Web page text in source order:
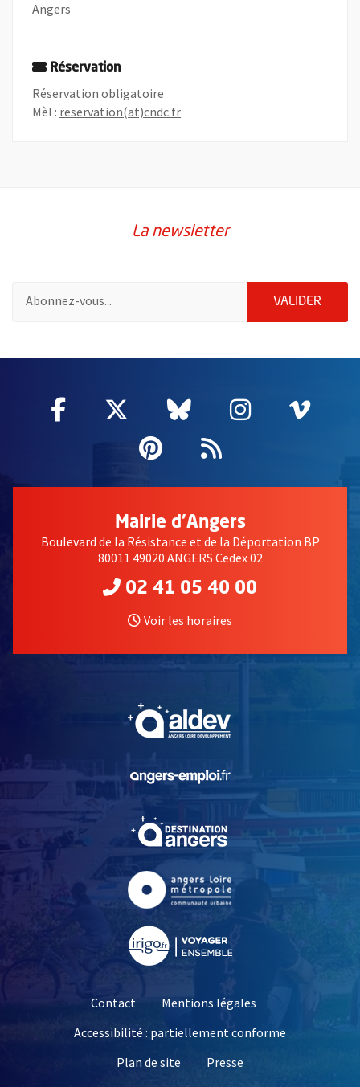
Angers
Réservation
Réservation obligatoire
Mèl : reservation(at)cndc.fr, Ouvre une nouvelle fenêtre
, Ouvre une nouvelle fenêtre
La newsletter
VALIDER
Facebook
, Ouvre une nouvelle fenêtre
Twitter
, Ouvre une nouvelle
Bluesky
, Ouvre une
Instagram
, Ouvre
,
Pinterest
, Ouvre une
Flux RSS
Mairie d'Angers
Boulevard de la Résistance et de la Déportation BP
80011 49020 ANGERS Cedex 02
02 41 05 40 00
Voir les horaires
, Ouvre une nouvelle
, Ouvre une nouvelle
Contact
Mentions légales
Accessibilité : partiellement conforme
Plan de site
Presse